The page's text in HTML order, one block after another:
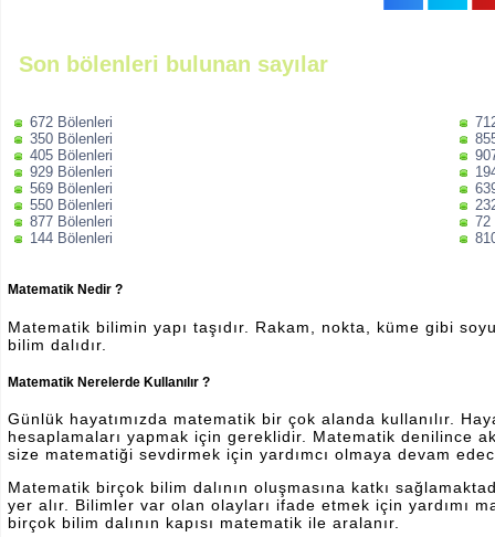
Son bölenleri bulunan sayılar
672 Bölenleri
350 Bölenleri
405 Bölenleri
929 Bölenleri
569 Bölenleri
550 Bölenleri
877 Bölenleri
144 Bölenleri
72
Matematik Nedir ?
Matematik bilimin yapı taşıdır. Rakam, nokta, küme gibi
bilim dalıdır.
Matematik Nerelerde Kullanılır ?
Günlük hayatımızda matematik bir çok alanda kullanılır.
hesaplamaları yapmak için gereklidir. Matematik denilince
size matematiği sevdirmek için yardımcı olmaya devam
Matematik birçok bilim dalının oluşmasına katkı
yer alır. Bilimler var olan olayları ifade etmek için yardımı
birçok bilim dalının kapısı matematik ile aralanır.